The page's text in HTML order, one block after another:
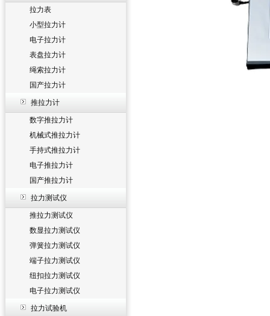
拉力表
小型拉力计
电子拉力计
表盘拉力计
绳索拉力计
国产拉力计
推拉力计
数字推拉力计
机械式推拉力计
手持式推拉力计
电子推拉力计
国产推拉力计
拉力测试仪
推拉力测试仪
数显拉力测试仪
弹簧拉力测试仪
端子拉力测试仪
纽扣拉力测试仪
电子拉力测试仪
拉力试验机